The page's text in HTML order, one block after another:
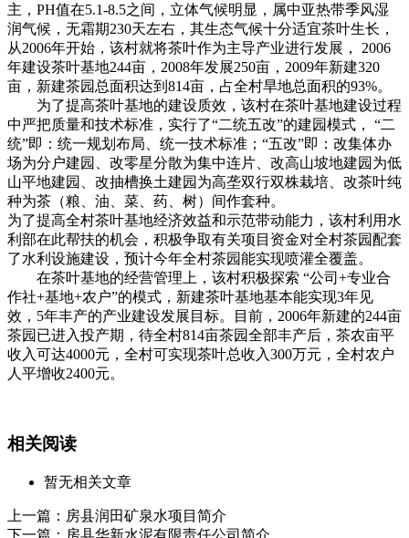
主，PH值在5.1-8.5之间，立体气候明显，属中亚热带季风湿
润气候，无霜期230天左右，其生态气候十分适宜茶叶生长，
从2006年开始，该村就将茶叶作为主导产业进行发展， 2006
年建设茶叶基地244亩，2008年发展250亩，2009年新建320
亩，新建茶园总面积达到814亩，占全村旱地总面积的93%。
为了提高茶叶基地的建设质效，该村在茶叶基地建设过程
中严把质量和技术标准，实行了“二统五改”的建园模式， “二
统”即：统一规划布局、统一技术标准；“五改”即：改集体办
场为分户建园、改零星分散为集中连片、改高山坡地建园为低
山平地建园、改抽槽换土建园为高垄双行双株栽培、改茶叶纯
种为茶（粮、油、菜、药、树）间作套种。
为了提高全村茶叶基地经济效益和示范带动能力，该村利用水
利部在此帮扶的机会，积极争取有关项目资金对全村茶园配套
了水利设施建设，预计今年全村茶园能实现喷灌全覆盖。
在茶叶基地的经营管理上，该村积极探索 “公司+专业合
作社+基地+农户”的模式，新建茶叶基地基本能实现3年见
效，5年丰产的产业建设发展目标。目前，2006年新建的244亩
茶园已进入投产期，待全村814亩茶园全部丰产后，茶农亩平
收入可达4000元，全村可实现茶叶总收入300万元，全村农户
人平增收2400元。
相关阅读
暂无相关文章
上一篇： 房县润田矿泉水项目简介
下一篇： 房县华新水泥有限责任公司简介